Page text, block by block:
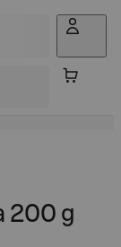
200 g